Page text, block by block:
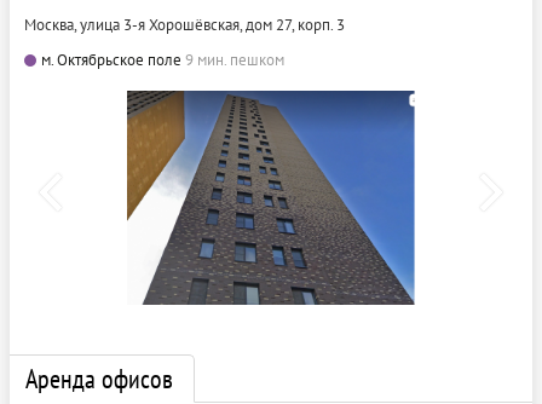
Москва, улица 3-я Хорошёвская, дом 27, корп. 3
м. Октябрьское поле 9 мин. пешком
Аренда офисов